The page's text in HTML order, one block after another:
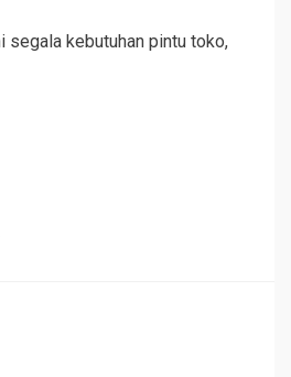
segala kebutuhan pintu toko,